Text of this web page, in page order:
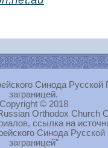
Синода Русской
заграницей.
Copyright © 2018
Orthodox Church
ссылка на
Синода
заграницей"